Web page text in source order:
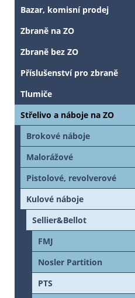
Bazar, komisní prodej
Zbraně na ZO
Zbraně bez ZO
Příslušenství pro zbraně
Tlumiče
Střelivo a náboje na ZO
Brokové náboje
Malorážové
Pistolové, revolverové
Kulové náboje
Sellier&Bellot
FMJ
Nosler Partition
PTS